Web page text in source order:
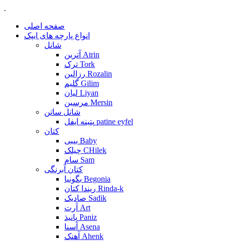
.
صفحه اصلی
انواع پارچه های ایپک
شانل
آترین Atrin
ترک Tork
رزالین Rozalin
گلیم Gilim
لیان Liyan
مرسین Mersin
شانل ساتن
پتینه ایفل patine eyfel
کتان
بیبی Baby
چیلک CHilek
سام Sam
کتان آبرنگی
بگونیا Begonia
ریندا کتان Rinda-k
صادیک Sadik
آرت Art
پانیذ Paniz
آسنا Asena
آهنک Ahenk